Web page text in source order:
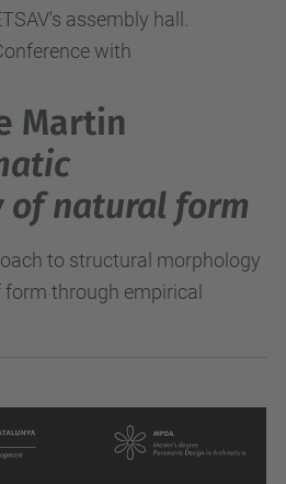
assembly hall.
with
Martin
natural form
to structural morphology
through empirical